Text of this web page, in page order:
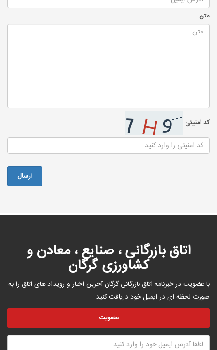
متن
کد امنیتی
اتاق بازرگانی ، صنایع ، معادن و
کشاورزی گرگان
با عضویت در خبرنامه اتاق بازرگانی گرگان آخرین اخبار و رویداد های اتاق را به
صورت لحظه ای در ایمیل خود دریافت کنید.